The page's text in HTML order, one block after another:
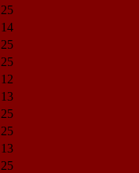
25
14
25
25
12
13
25
25
13
25